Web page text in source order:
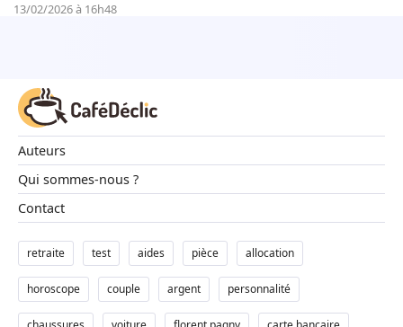
13/02/2026 à 16h48
Auteurs
Qui sommes-nous ?
Contact
retraite test aides pièce allocation
horoscope couple argent personnalité